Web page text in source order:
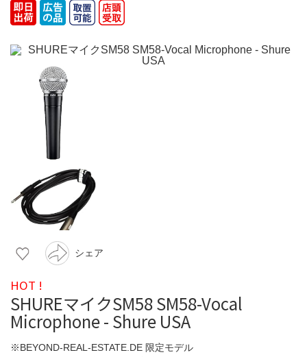
シェア
HOT !
SHUREマイクSM58 SM58-Vocal
Microphone - Shure USA
※BEYOND-REAL-ESTATE.DE 限定モデル